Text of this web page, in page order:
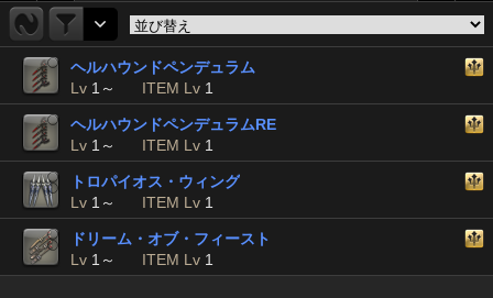
ヘルハウンドペンデュラム
Lv 1～ ITEM Lv 1
ヘルハウンドペンデュラムRE
Lv 1～ ITEM Lv 1
トロパイオス・ウィング
Lv 1～ ITEM Lv 1
ドリーム・オブ・フィースト
Lv 1～ ITEM Lv 1